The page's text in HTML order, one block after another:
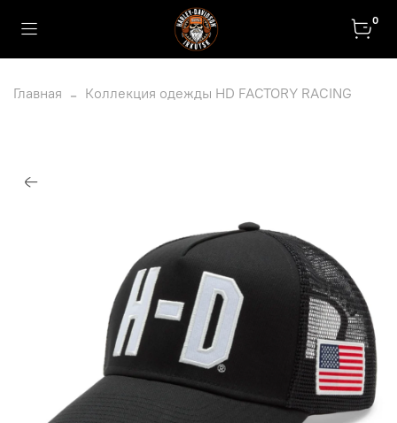
0
Главная Коллекция одежды HD FACTORY RACING